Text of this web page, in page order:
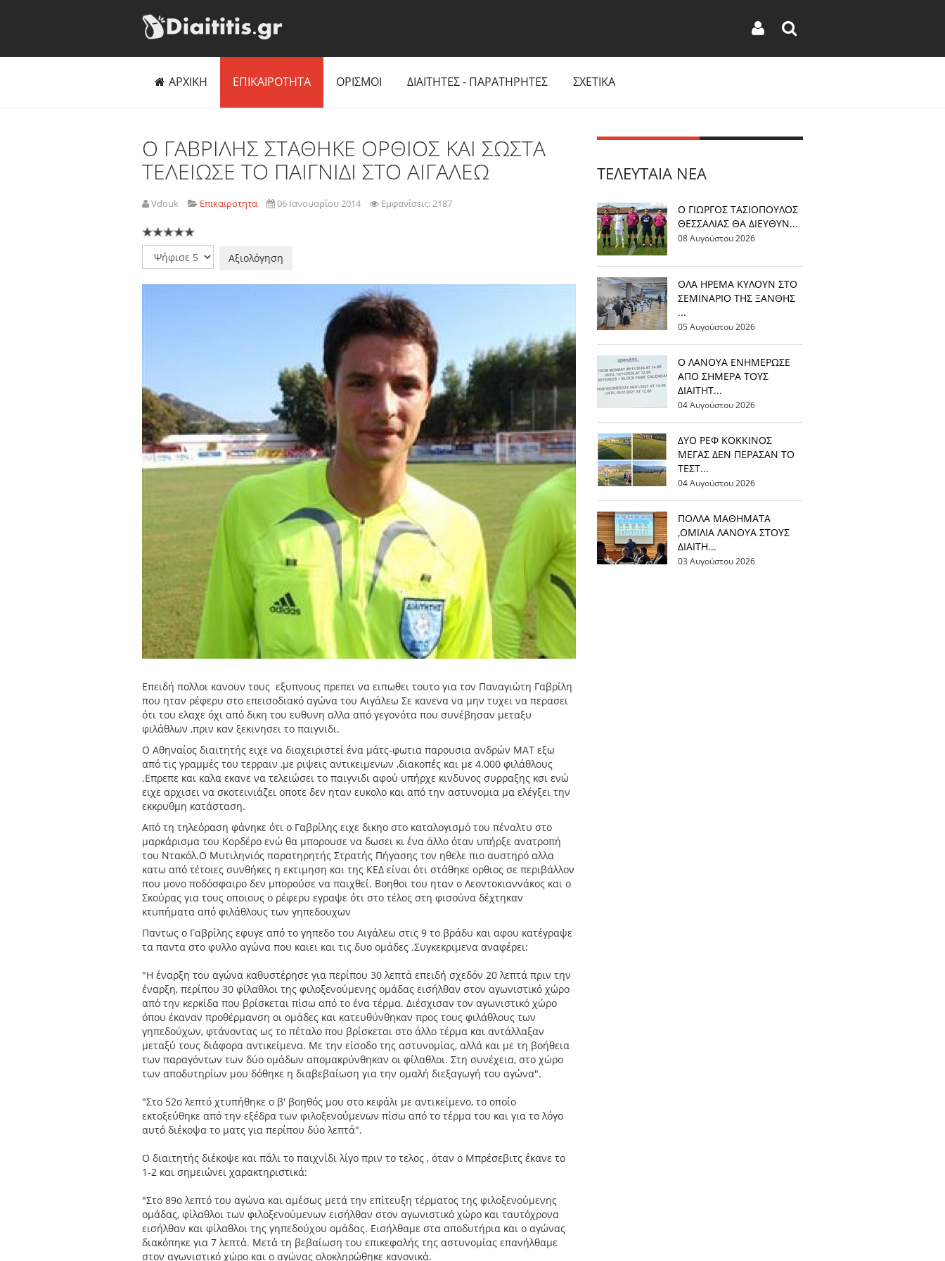
ΑΡΧΙΚΗ ΕΠΙΚΑΙΡΟΤΗΤΑ ΟΡΙΣΜΟΙ ΔΙΑΙΤΗΤΕΣ - ΠΑΡΑΤΗΡΗΤΕΣ ΣΧΕΤΙΚΑ
O ΓΑΒΡΙΛΗΣ ΣΤΑΘΗΚΕ ΟΡΘΙΟΣ ΚΑΙ ΣΩΣΤΑ
ΤΕΛΕΙΩΣΕ ΤΟ ΠΑΙΓΝΙΔΙ ΣΤΟ ΑΙΓΑΛΕΩ
Vdouk Επικαιροτητα 06 Ιανουαρίου 2014 Εμφανίσεις: 2187
Παρακαλώ
αξιολογήστε
Eπειδή πολλοι κανουν τους εξυπνους πρεπει να ειπωθει τουτο για τον Παναγιώτη Γαβρίλη
που ηταν ρέφερυ στο επεισοδιακό αγώνα του Αιγάλεω Σε κανενα να μην τυχει να περασει
ότι του ελαχε όχι από δικη του ευθυνη αλλα από γεγονότα που συνέβησαν μεταξυ
φιλάθλων ,πριν καν ξεκινησει το παιγνιδι.
Ο Αθηναίος διαιτητής ειχε να διαχειριστεί ένα μάτς-φωτια παρουσια ανδρών ΜΑΤ εξω
από τις γραμμές του τερραιν ,με ριψεις αντικειμενων ,διακοπές και με 4.000 φιλάθλους
.Επρεπε και καλα εκανε να τελειώσει το παιγνιδι αφού υπήρχε κινδυνος συρραξης κσι ενώ
ειχε αρχισει να σκοτεινιάζει οποτε δεν ηταν ευκολο και από την αστυνομια μα ελέγξει την
εκκρυθμη κατάσταση.
Από τη τηλεόραση φάνηκε ότι ο Γαβρίλης ειχε δικηο στο καταλογισμό του πέναλτυ στο
μαρκάρισμα του Κορδέρο ενώ θα μπορουσε να δωσει κι ένα άλλο όταν υπήρξε ανατροπή
του Ντακόλ.Ο Μυτιληνιός παρατηρητής Στρατής Πήγασης τον ηθελε πιο αυστηρό αλλα
κατω από τέτοιες συνθήκες η εκτιμηση και της ΚΕΔ είναι ότι στάθηκε ορθιος σε περιβάλλον
που μονο ποδόσφαιρο δεν μπορούσε να παιχθεί. Βοηθοι του ηταν ο Λεοντοκιαννάκος και ο
Σκούρας για τους οποιους ο ρέφερυ εγραψε ότι στο τέλος στη φισούνα δέχτηκαν
κτυπήματα από φιλάθλους των γηπεδουχων
Παντως ο Γαβρίλης εφυγε από το γηπεδο του Αιγάλεω στις 9 το βράδυ και αφου κατέγραψε
τα παντα στο φυλλο αγώνα που καιει και τις δυο ομάδες .Συγκεκριμενα αναφέρει:
"Η έναρξη του αγώνα καθυστέρησε για περίπου 30 λεπτά επειδή σχεδόν 20 λεπτά πριν την
έναρξη, περίπου 30 φίλαθλοι της φιλοξενούμενης ομάδας εισήλθαν στον αγωνιστικό χώρο
από την κερκίδα που βρίσκεται πίσω από το ένα τέρμα. Διέσχισαν τον αγωνιστικό χώρο
όπου έκαναν προθέρμανση οι ομάδες και κατευθύνθηκαν προς τους φιλάθλους των
γηπεδούχων, φτάνοντας ως το πέταλο που βρίσκεται στο άλλο τέρμα και αντάλλαξαν
μεταξύ τους διάφορα αντικείμενα. Με την είσοδο της αστυνομίας, αλλά και με τη βοήθεια
των παραγόντων των δύο ομάδων απομακρύνθηκαν οι φίλαθλοι. Στη συνέχεια, στο χώρο
των αποδυτηρίων μου δόθηκε η διαβεβαίωση για την ομαλή διεξαγωγή του αγώνα".
"Στο 52ο λεπτό χτυπήθηκε ο β' βοηθός μου στο κεφάλι με αντικείμενο, το οποίο
εκτοξεύθηκε από την εξέδρα των φιλοξενούμενων πίσω από το τέρμα του και για το λόγο
αυτό διέκοψα το ματς για περίπου δύο λεπτά".
Ο διαιτητής διέκοψε και πάλι το παιχνίδι λίγο πριν το τελος , όταν ο Μπρέσεβιτς έκανε το
1-2 και σημειώνει χαρακτηριστικά:
"Στο 89ο λεπτό του αγώνα και αμέσως μετά την επίτευξη τέρματος της φιλοξενούμενης
ομάδας, φίλαθλοι των φιλοξενούμενων εισήλθαν στον αγωνιστικό χώρο και ταυτόχρονα
εισήλθαν και φίλαθλοι της γηπεδούχου ομάδας. Εισήλθαμε στα αποδυτήρια και ο αγώνας
διακόπηκε για 7 λεπτά. Μετά τη βεβαίωση του επικεφαλής της αστυνομίας επανήλθαμε
στον αγωνιστικό χώρο και ο αγώνας ολοκληρώθηκε κανονικά.
ΤΕΛΕΥΤΑΊΑ ΝΈΑ
Ο ΓΙΩΡΓΟΣ ΤΑΣΙΟΠΟΥΛΟΣ
ΘΕΣΣΑΛΙΑΣ ΘΑ ΔΙΕΥΘΥΝ...
08 Αυγούστου 2026
OΛΑ ΗΡΕΜΑ ΚΥΛΟΥΝ ΣΤΟ
ΣΕΜΙΝΑΡΙΟ ΤΗΣ ΞΑΝΘΗΣ
...
05 Αυγούστου 2026
Ο ΛΑΝΟΥΑ ΕΝΗΜΕΡΩΣΕ
ΑΠΟ ΣΗΜΕΡΑ ΤΟΥΣ
ΔΙΑΙΤΗΤ...
04 Αυγούστου 2026
ΔΥΟ ΡΕΦ ΚΟΚΚΙΝΟΣ
ΜΕΓΑΣ ΔΕΝ ΠΕΡΑΣΑΝ ΤΟ
ΤΕΣΤ...
04 Αυγούστου 2026
ΠΟΛΛΑ ΜΑΘΗΜΑΤΑ
,ΟΜΙΛΙΑ ΛΑΝΟΥΑ ΣΤΟΥΣ
ΔΙΑΙΤΗ...
03 Αυγούστου 2026